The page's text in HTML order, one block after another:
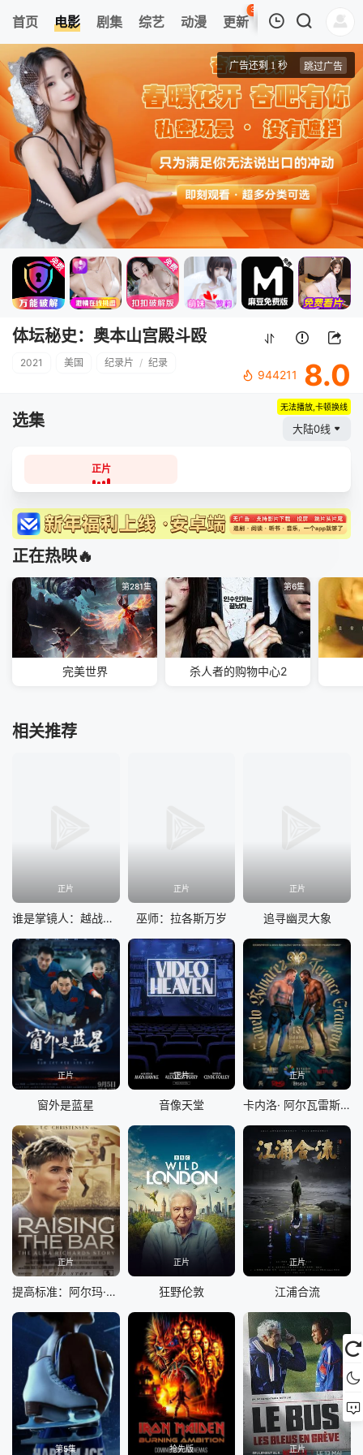
首页 电影 剧集 综艺 动漫 更新
30
热榜 APP
正片
体坛秘史：奥本山宫殿斗殴
清空
体坛秘史：奥本山宫殿斗殴
2021 美国 纪录片 / 纪录
944211 8.0
选集
无法播放,卡顿换线
大陆0线
正片
正在热映🔥
第281集
完美世界
第6集
杀人者的购物中心2
相关推荐
正片
谁是掌镜人：越战经典照片之谜
正片
巫师：拉各斯万岁
正片
追寻幽灵大象
正片
窗外是蓝星
正片
音像天堂
正片
卡内洛· 阿尔瓦雷斯 vs 特伦斯·克劳福德
正片
提高标准：阿尔玛·理查兹的故事
正片
狂野伦敦
正片
江浦合流
第5集 抢先版 正片